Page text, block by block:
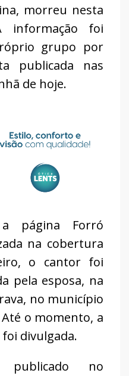
morreu nesta
informação foi
grupo por
publicada nas
de hoje.
página Forró
na cobertura
o cantor foi
pela esposa, na
no município
Até o momento, a
divulgada.
publicado no